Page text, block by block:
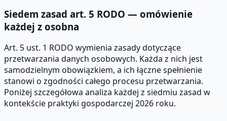
Siedem zasad art. 5 RODO — omówienie
każdej z osobna
Art. 5 ust. 1 RODO wymienia zasady dotyczące
przetwarzania danych osobowych. Każda z nich jest
samodzielnym obowiązkiem, a ich łączne spełnienie
stanowi o zgodności całego procesu przetwarzania.
Poniżej szczegółowa analiza każdej z siedmiu zasad w
kontekście praktyki gospodarczej 2026 roku.